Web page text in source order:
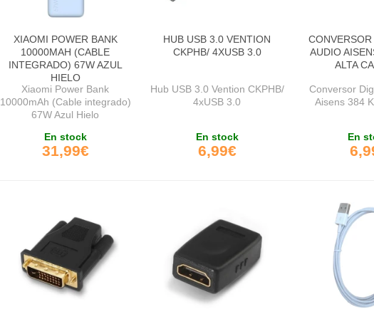
XIAOMI POWER BANK
10000MAH (CABLE
INTEGRADO) 67W AZUL
HIELO
Xiaomi Power Bank
10000mAh (Cable integrado)
67W Azul Hielo
En stock
31,99€
HUB USB 3.0 VENTION
CKPHB/ 4XUSB 3.0
Hub USB 3.0 Vention CKPHB/
4xUSB 3.0
En stock
6,99€
AUDIO
ALTA
Conversor
Aisens 384
En